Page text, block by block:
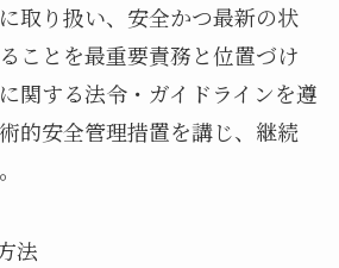
取り扱い、安全かつ最新の状
ことを最重要責務と位置づけ
関する法令・ガイドラインを遵
的安全管理措置を講じ、継続
法